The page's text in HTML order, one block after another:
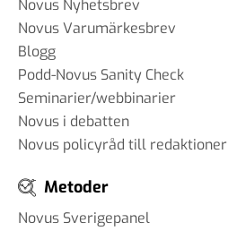
Novus Nyhetsbrev
Novus Varumärkesbrev
Blogg
Podd-Novus Sanity Check
Seminarier/webbinarier
Novus i debatten
Novus policyråd till redaktioner
Metoder
Novus Sverigepanel